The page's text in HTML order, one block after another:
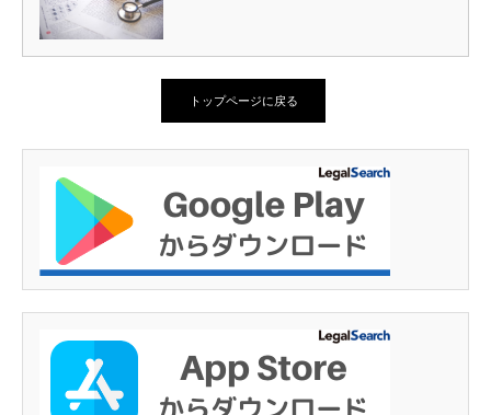
トップページに戻る